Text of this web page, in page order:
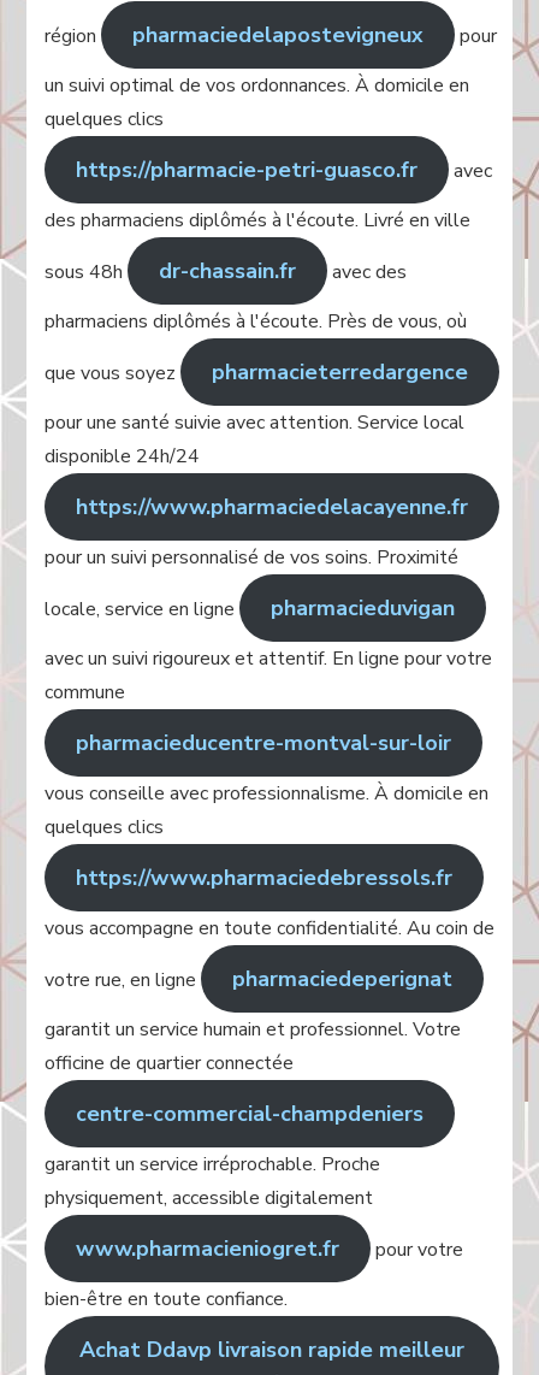
région
pharmaciedelapostevigneux
pour
un suivi optimal de vos ordonnances. À domicile en
quelques clics
https://pharmacie-petri-guasco.fr
avec
des pharmaciens diplômés à l'écoute. Livré en ville
sous 48h
dr-chassain.fr
avec des
pharmaciens diplômés à l'écoute. Près de vous, où
que vous soyez
pharmacieterredargence
pour une santé suivie avec attention. Service local
disponible 24h/24
https://www.pharmaciedelacayenne.fr
pour un suivi personnalisé de vos soins. Proximité
locale, service en ligne
pharmacieduvigan
avec un suivi rigoureux et attentif. En ligne pour votre
commune
pharmacieducentre-montval-sur-loir
vous conseille avec professionnalisme. À domicile en
quelques clics
https://www.pharmaciedebressols.fr
vous accompagne en toute confidentialité. Au coin de
votre rue, en ligne
pharmaciedeperignat
garantit un service humain et professionnel. Votre
officine de quartier connectée
centre-commercial-champdeniers
garantit un service irréprochable. Proche
physiquement, accessible digitalement
www.pharmacieniogret.fr
pour votre
bien-être en toute confiance.
Achat Ddavp livraison rapide meilleur